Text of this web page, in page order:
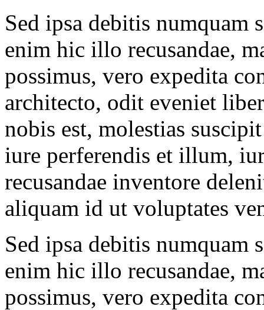
Sed ipsa debitis numquam
enim hic illo recusandae,
possimus, vero expedita
architecto, odit eveniet
nobis est, molestias
iure perferendis et illum,
recusandae inventore
aliquam id ut voluptates
Sed ipsa debitis numquam
enim hic illo recusandae,
possimus, vero expedita